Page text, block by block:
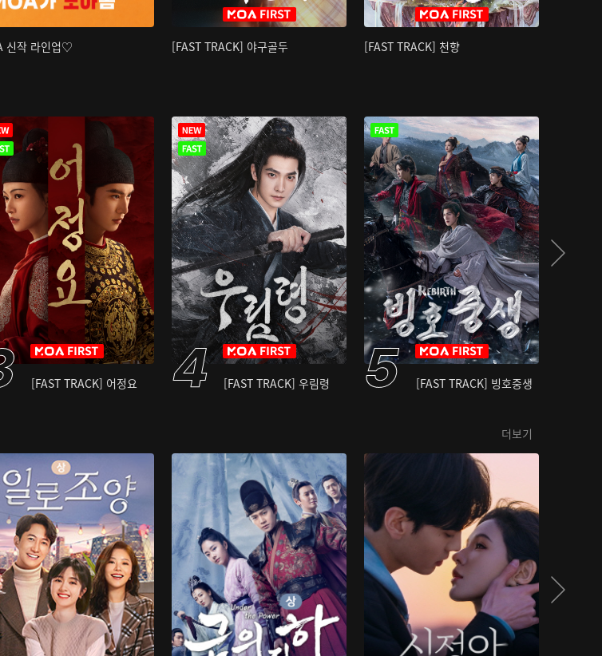
신작 라인업♡ [FAST TRACK] 야구골두 [FAST TRACK] 천향
[FAST TRACK] 어정요 [FAST TRACK] 우림령 [FAST TRACK] 빙호중생
더보기